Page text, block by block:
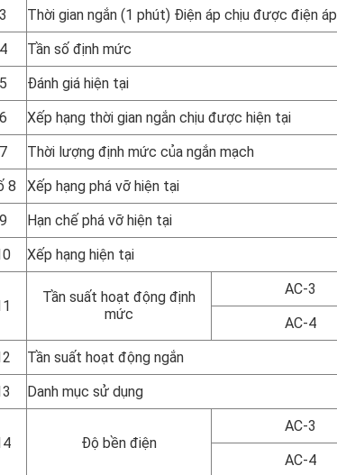
Thời gian ngắn (1 phút) Điện áp chịu được điện áp
Tần số định mức
Đánh giá hiện tại
Xếp hạng thời gian ngắn chịu được hiện tại
Thời lượng định mức của ngắn mạch
8
Xếp hạng phá vỡ hiện tại
Hạn chế phá vỡ hiện tại
Xếp hạng hiện tại
Tần suất hoạt động định
mức
AC-3
AC-4
Tần suất hoạt động ngắn
Danh mục sử dụng
Độ bền điện
AC-3
AC-4